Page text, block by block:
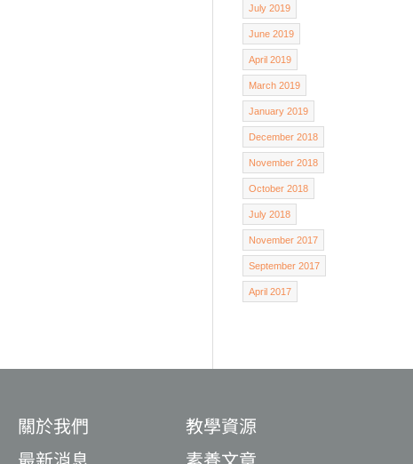
July 2019
June 2019
April 2019
March 2019
January 2019
December 2018
November 2018
October 2018
July 2018
November 2017
September 2017
April 2017
關於我們
教學資源